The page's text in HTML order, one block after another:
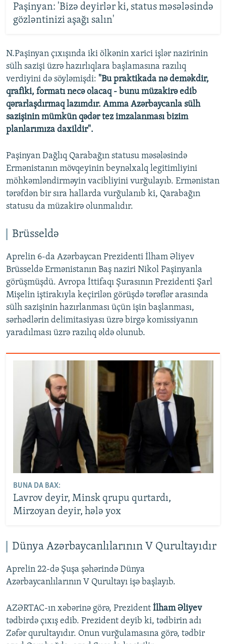
Paşinyan: 'Bizə deyirlər ki, status məsələsində
gözləntinizi aşağı salın'
N.Paşinyan çıxışında iki ölkənin xarici işlər nazirinin
sülh sazişi üzrə hazırlıqlara başlamasına razılıq
verdiyini də söyləmişdi: "Bu praktikada nə deməkdir,
qrafiki, formatı necə olacaq - bunu müzakirə edib
qərarlaşdırmaq lazımdır. Amma Azərbaycanla sülh
sazişinin mümkün qədər tez imzalanması bizim
planlarımıza daxildir".
Paşinyan Dağlıq Qarabağın statusu məsələsində
Ermənistanın mövqeyinin beynəlxalq legitimliyini
möhkəmləndirməyin vacibliyini vurğulayıb. Ermənistan
tərəfdən bir sıra hallarda vurğulanıb ki, Qarabağın
statusu da müzakirə olunmalıdır.
Brüsseldə
Aprelin 6-da Azərbaycan Prezidenti İlham Əliyev
Brüsseldə Ermənistanın Baş naziri Nikol Paşinyanla
görüşmüşdü. Avropa İttifaqı Şurasının Prezidenti Şarl
Mişelin iştirakıyla keçirilən görüşdə tərəflər arasında
sülh sazişinin hazırlanması üçün işin başlanması,
sərhədlərin delimitasiyası üzrə birgə komissiyanın
yaradılması üzrə razılıq əldə olunub.
BUNA DA BAX:
Lavrov deyir, Minsk qrupu qurtardı,
Mirzoyan deyir, hələ yox
Dünya Azərbaycanlılarının V Qurultayıdır
Aprelin 22-də Şuşa şəhərində Dünya
Azərbaycanlılarının V Qurultayı işə başlayıb.
AZƏRTAC-ın xəbərinə görə, Prezident İlham Əliyev
tədbirdə çıxış edib. Prezident deyib ki, tədbirin adı
Zəfər qurultayıdır. Onun vurğulamasına görə, tədbir